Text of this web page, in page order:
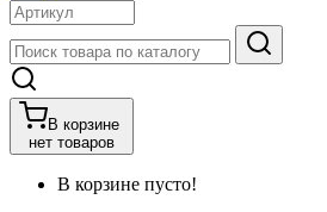
В корзине
нет товаров
В корзине пусто!